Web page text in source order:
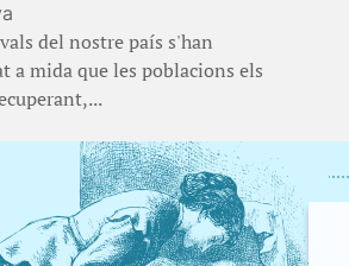
del nostre país s'han
a mida que les poblacions els